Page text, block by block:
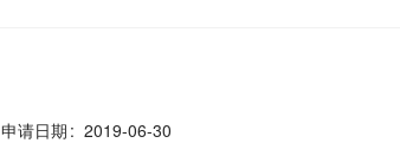
申请日期
2019-06-30